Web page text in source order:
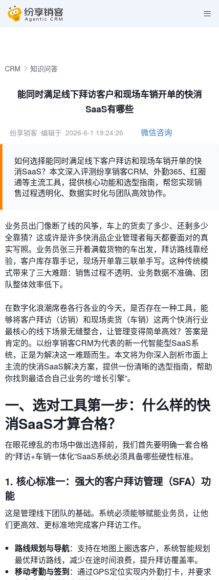
CRM 知识问答
能同时满足线下拜访客户和现场车销开单的快消
SaaS有哪些
纷享销客 ⋅编辑于 2026-6-1 19:24:26 微信咨询
如何选择能同时满足线下客户拜访和现场车销开单的快
消SaaS？本文深入评测纷享销客CRM、外勤365、红圈
通等主流工具，提供核心功能和选型指南，帮您实现销
售过程透明化、数据实时化与团队高效协作。
业务员出门像断了线的风筝，车上的货卖了多少、还剩多少
全靠猜？这或许是许多快消品企业管理者每天都要面对的真
实写照。业务员张三开着满载货物的车出发，拜访路线靠经
验，客户库存靠手记，现场开单靠三联单手写。这种传统模
式带来了三大难题：销售过程不透明、业务数据不准确、团
队整体效率低下。
在数字化浪潮席卷各行各业的今天，是否存在一种工具，能
够将客户拜访（访销）和现场卖货（车销）这两个快消行业
最核心的线下场景无缝整合，让管理变得简单高效？答案是
肯定的。以纷享销客CRM为代表的新一代智能型SaaS系
统，正是为解决这一难题而生。本文将为你深入剖析市面上
主流的快消SaaS解决方案，提供一份清晰的选型指南，帮助
你找到最适合自己业务的“增长引擎”。
一、选对工具第一步：什么样的快
消SaaS才算合格？
在眼花缭乱的市场中做出选择前，我们首先要明确一套合格
的“拜访+车销一体化”SaaS系统必须具备哪些硬性标准。
1. 核心标准一：强大的客户拜访管理（SFA）功
能
这是管理线下团队的基础。系统必须能够赋能业务员，让他
们更高效、更标准地完成客户拜访工作。
路线规划与导航：支持在地图上圈选客户，系统智能规划
最优拜访路线，减少在途时间浪费，提升拜访覆盖率。
移动考勤与签到：通过GPS定位实现内外勤打卡，并要求